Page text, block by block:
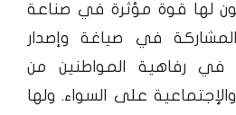
لها قوة مؤثرة في صناعة
والمشاركة في صياغة وإصدار
في رفاهية المواطنين من
والإجتماعية على السواء. ولها